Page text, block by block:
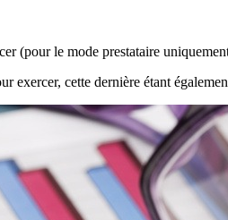
(pour le mode prestataire
exercer, cette dernière étant